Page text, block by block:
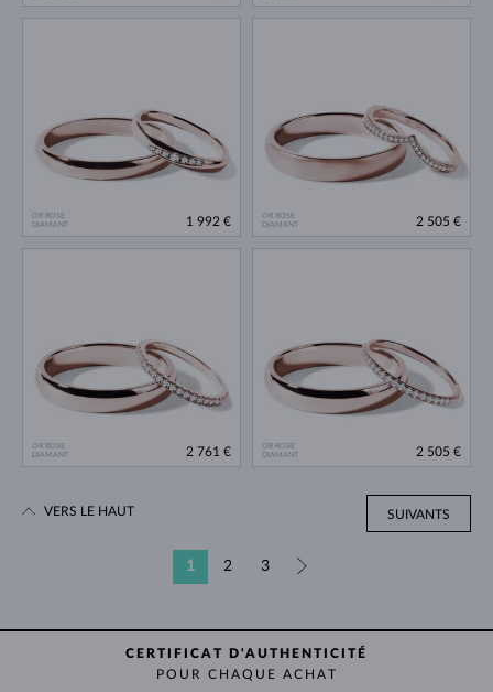
OR ROSE
DIAMANT
1 992 €
OR ROSE
DIAMANT
2 505 €
OR ROSE
DIAMANT
2 761 €
OR ROSE
DIAMANT
2 505 €
SUIVANTS
1 2 3
VERS LE HAUT
CERTIFICAT D'AUTHENTICITÉ
POUR CHAQUE ACHAT